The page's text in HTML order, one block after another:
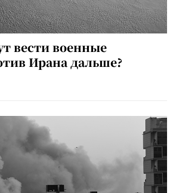
вести военные
Ирана дальше?